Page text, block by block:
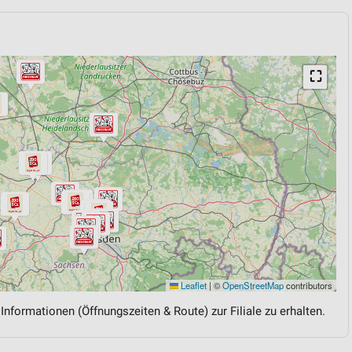
⛶
Leaflet | ©OpenStreetMapcontributors
(Öffnungszeiten & Route) zur Filiale zu erhalten.